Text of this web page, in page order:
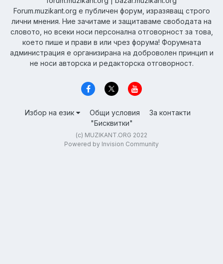
Forum.muzikant.org е публичен форум, изразяващ строго
лични мнения. Ние зачитаме и защитаваме свободата на
словото, но всеки носи персонална отговорност за това,
което пише и прави в или чрез форума! Форумната
администрация е организирана на доброволен принцип и
не носи авторска и редакторска отговорност.
Избор на език Общи условия
За контакти
"Бисквитки"
(c) MUZIKANT.ORG 2022
Powered by Invision Community